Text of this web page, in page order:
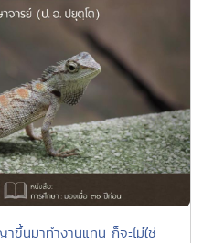
นมาทำงานแทน ก็จะไม่ใช่